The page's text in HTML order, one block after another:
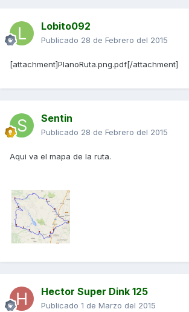
Lobito092
Publicado 28 de Febrero del 2015
[attachment]PlanoRuta.png.pdf[/attachment]
Sentin
Publicado 28 de Febrero del 2015
Aqui va el mapa de la ruta.
Hector Super Dink 125
Publicado 1 de Marzo del 2015